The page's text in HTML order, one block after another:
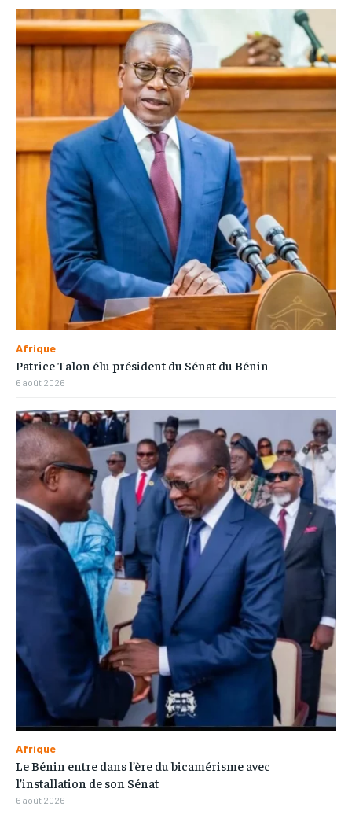
Afrique
Patrice Talon élu président du Sénat du Bénin
6 août 2026
Afrique
Le Bénin entre dans l’ère du bicamérisme avec
l’installation de son Sénat
6 août 2026